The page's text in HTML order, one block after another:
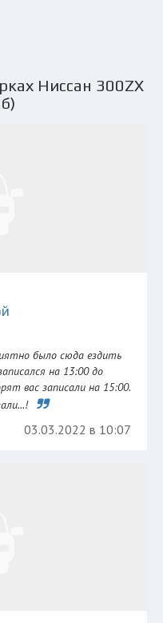
Ниссан 300ZX
было сюда ездить
на 13:00 до
вас записали на 15:00.
03.03.2022 в 10:07